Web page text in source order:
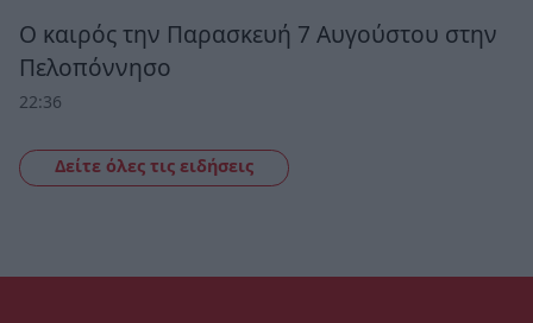
Ο καιρός την Παρασκευή 7 Αυγούστου στην
Πελοπόννησο
22:36
Δείτε όλες τις ειδήσεις